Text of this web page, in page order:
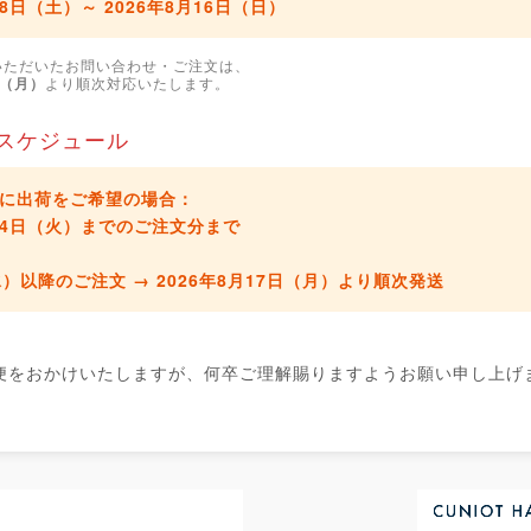
（土）～ 2026年8月16日（日）
だいたお問い合わせ・ご注文は、
月） より順次対応いたします。
ケジュール
出荷をご希望の場合：
（火）までのご注文分 まで
以降のご注文 → 2026年8月17日（月）より順次発送
をおかけいたしますが、何卒ご理解賜りますようお願い申し上げ